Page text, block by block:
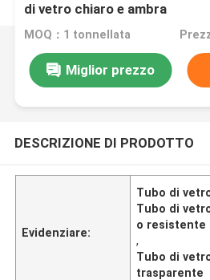
di vetro chiaro e ambra
MOQ：1 tonnellata
Miglior prezzo
DESCRIZIONE DI PRODOTTO
Evidenziare:
Tubo di
Tubo di
o resistente
,
Tubo di
trasparente